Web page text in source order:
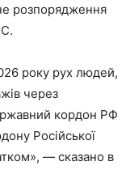
розпорядження
року рух людей,
через
кордон РФ
Російської
— сказано в